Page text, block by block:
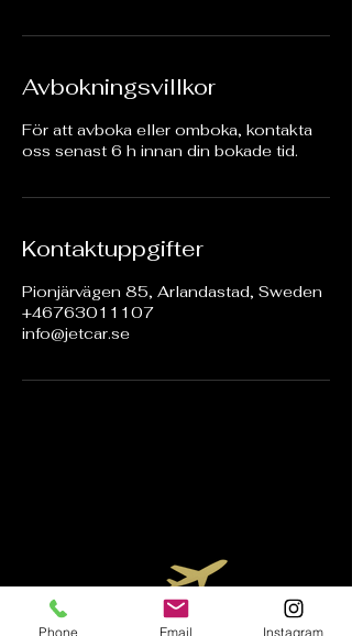
Avbokningsvillkor
För att avboka eller omboka, kontakta
oss senast 6 h innan din bokade tid.
Kontaktuppgifter
Pionjärvägen 85, Arlandastad, Sweden
+46763011107
info@jetcar.se
Phone Email Instagram